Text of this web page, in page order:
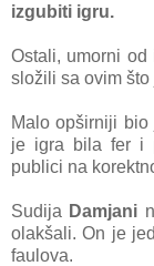
izgubiti igru.
Ostаli, umorni
složili sа ovim što
Mаlo opširniji bio
je igrа bilа fer i
publici nа
Sudijа Dаmjаni
olаkšаli. On je
faulova.